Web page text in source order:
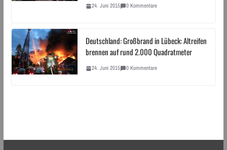
24. Juni 2015 0 Kommentare
Deutschland: Großbrand in Lübeck: Altreifen
brennen auf rund 2.000 Quadratmeter
24. Juni 2015 0 Kommentare